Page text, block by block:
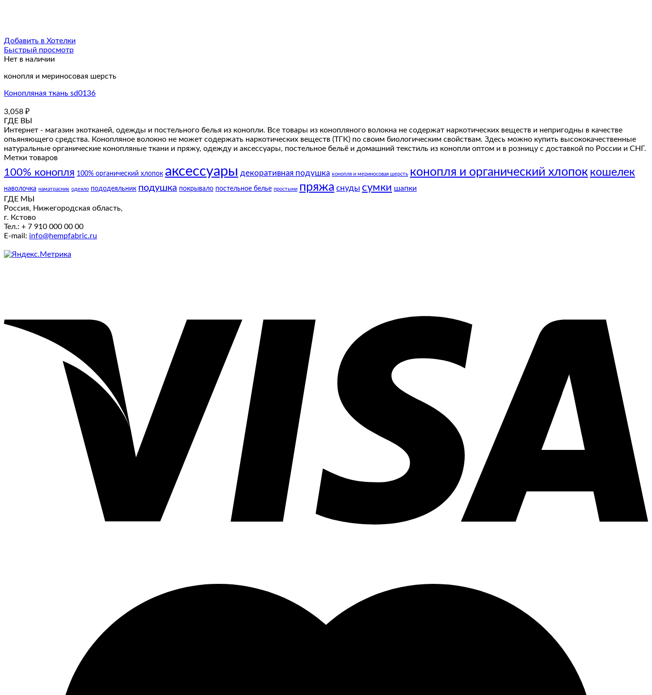
Добавить в Хотелки
Быстрый просмотр
Нет в наличии
конопля и мериносовая шерсть
Конопляная ткань sd0136
3,058 ₽
ГДЕ ВЫ
Интернет - магазин экотканей, одежды и постельного белья из конопли. Все товары из конопляного волокна не содержат наркотических веществ и непригодны в качестве
опьяняющего средства. Конопляное волокно не может содержать наркотических веществ (ТГК) по своим биологическим свойствам. Здесь можно купить высококачественные
натуральные органические конопляные ткани и пряжу, одежду и аксессуары, постельное бельё и домашний текстиль из конопли оптом и в розницу с доставкой по России и СНГ.
Метки товаров
100% конопля 100% органический хлопок аксессуары декоративная подушка конопля и мериносовая шерсть конопля и органический хлопок кошелек
наволочка наматрасник одеяло пододеяльник подушка покрывало постельное белье простыни пряжа снуды сумки шапки
ГДЕ МЫ
Россия, Нижегородская область,
г. Кстово
Тел.: + 7 910 000 00 00
E-mail: info@hempfabric.ru